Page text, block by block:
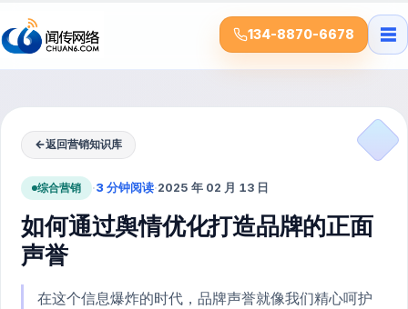
134-8870-6678 ☰
←返回营销知识库
综合营销 ·3 分钟阅读·2025 年 02 月 13 日
如何通过舆情优化打造品牌的正面
声誉
在这个信息爆炸的时代，品牌声誉就像我们精心呵护